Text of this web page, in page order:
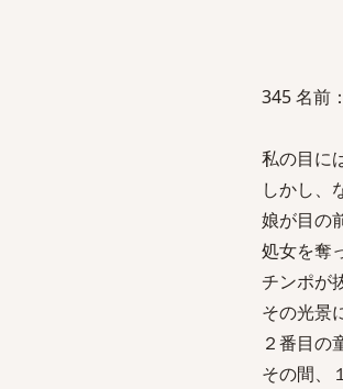
345 名前
私の目に
しかし、
娘が目の
処女を奪
チンポが
その光景
２番目の
その間、